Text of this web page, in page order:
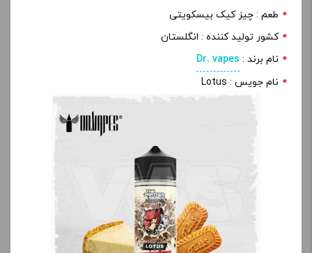
طعم : چیز کیک بیسکویتی
کشور تولید کننده : انگلستان
نام برند : Dr. vapes
نام جویس : Lotus